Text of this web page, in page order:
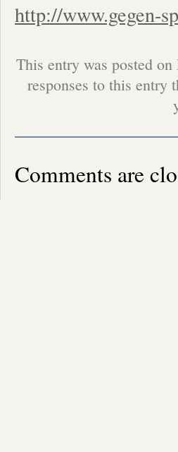
http://www.gegen-
This entry was posted
responses to this entry
Comments are